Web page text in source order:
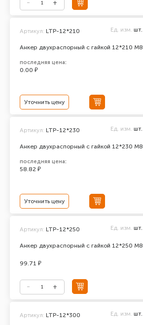
Анкер двухраспорный с гайкой 12*210 М8
Артикул: LTP-12*210 Ед. изм. шт.
последняя цена:
0.00 ₽
Уточнить цену
Анкер двухраспорный с гайкой 12*230 М8
Артикул: LTP-12*230 Ед. изм. шт.
последняя цена:
58.82 ₽
Уточнить цену
Анкер двухраспорный с гайкой 12*250 М8
Артикул: LTP-12*250 Ед. изм. шт.
99.71 ₽
Артикул: LTP-12*300 Ед. изм. шт.